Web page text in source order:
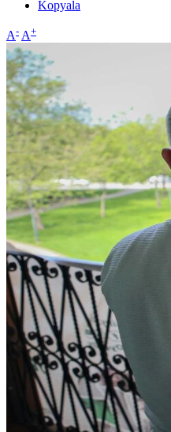
Kopyala
A- A+